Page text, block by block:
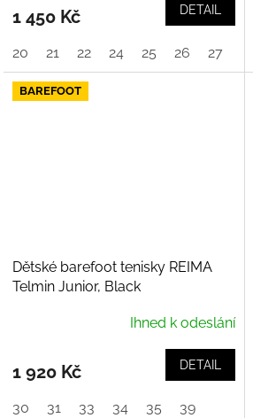
1 450 Kč DETAIL
20 21 22 24 25 26 27
BAREFOOT
Dětské barefoot tenisky REIMA
Telmin Junior, Black
Ihned k odeslání
1 920 Kč DETAIL
30 31 33 34 35 39